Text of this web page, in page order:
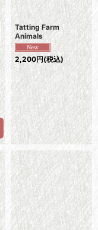
Tatting Farm
Animals
2,200円(税込)